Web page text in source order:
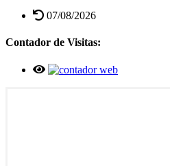
07/08/2026
Contador de Visitas: